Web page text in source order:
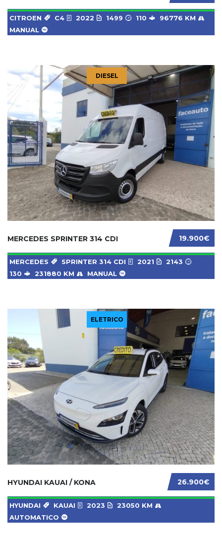
CITROEN C4 2022 1499 110
96776 KM
MANUAL
DIESEL
19.900€
MERCEDES SPRINTER 314 CDI
MERCEDES SPRINTER 314 CDI 2021
2143
130
231880 KM MANUAL
ELETRICO
26.900€
HYUNDAI KAUAI / KONA
HYUNDAI KAUAI 2023
23050 KM
AUTOMATICO